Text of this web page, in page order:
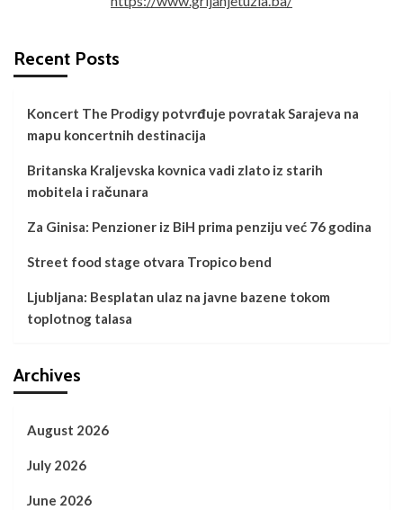
Recent Posts
Koncert The Prodigy potvrđuje povratak Sarajeva na
mapu koncertnih destinacija
Britanska Kraljevska kovnica vadi zlato iz starih
mobitela i računara
Za Ginisa: Penzioner iz BiH prima penziju već 76 godina
Street food stage otvara Tropico bend
Ljubljana: Besplatan ulaz na javne bazene tokom
toplotnog talasa
Archives
August 2026
July 2026
June 2026